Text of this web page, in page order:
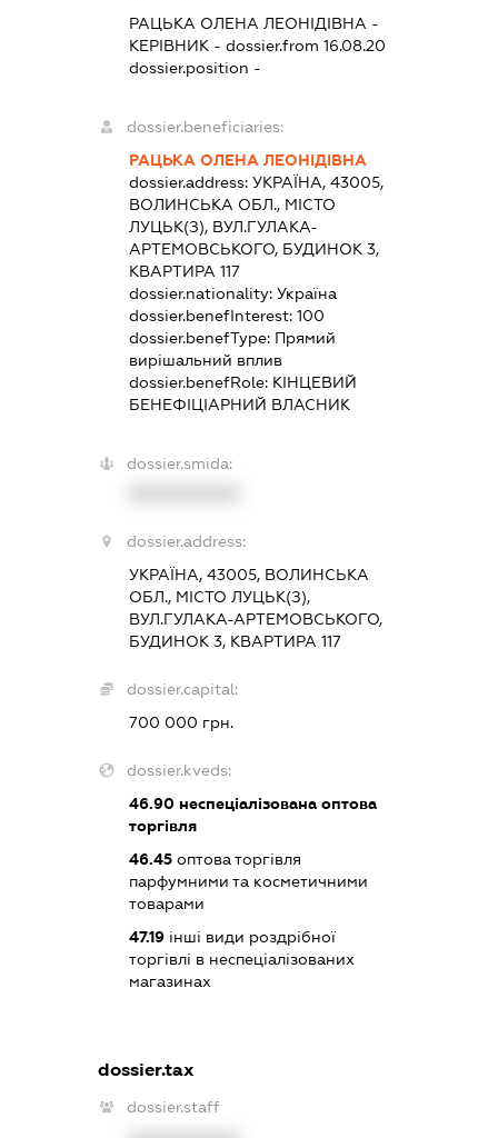
РАЦЬКА ОЛЕНА ЛЕОНІДІВНА -
КЕРІВНИК - dossier.from 16.08.20
dossier.position -
dossier.beneficiaries:
РАЦЬКА ОЛЕНА ЛЕОНІДІВНА
dossier.address: УКРАЇНА, 43005,
ВОЛИНСЬКА ОБЛ., МІСТО
ЛУЦЬК(З), ВУЛ.ГУЛАКА-
АРТЕМОВСЬКОГО, БУДИНОК 3,
КВАРТИРА 117
dossier.nationality: Україна
dossier.benefInterest: 100
dossier.benefType: Прямий
вирішальний вплив
dossier.benefRole: КІНЦЕВИЙ
БЕНЕФІЦІАРНИЙ ВЛАСНИК
dossier.smida:
dossier.address:
УКРАЇНА, 43005, ВОЛИНСЬКА
ОБЛ., МІСТО ЛУЦЬК(З),
ВУЛ.ГУЛАКА-АРТЕМОВСЬКОГО,
БУДИНОК 3, КВАРТИРА 117
dossier.capital:
700 000 грн.
dossier.kveds:
46.90неспеціалізована оптова
торгівля
46.45оптова торгівля
парфумними та косметичними
товарами
47.19інші види роздрібної
торгівлі в неспеціалізованих
магазинах
dossier.tax
dossier.staff